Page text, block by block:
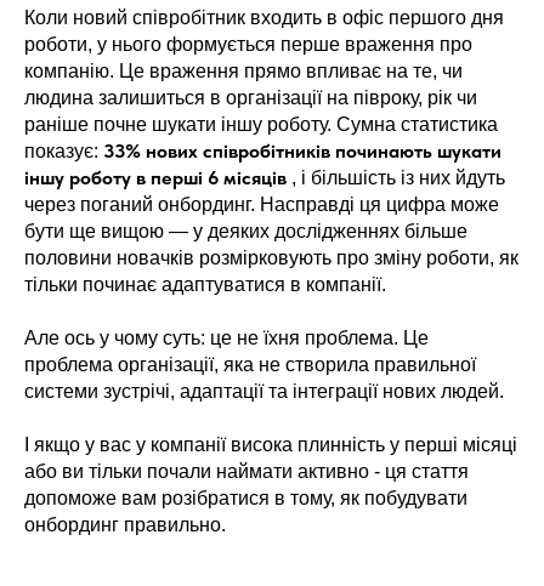
Коли новий співробітник входить в офіс першого дня
роботи, у нього формується перше враження про
компанію. Це враження прямо впливає на те, чи
людина залишиться в організації на півроку, рік чи
раніше почне шукати іншу роботу. Сумна статистика
показує: 33% нових співробітників починають шукати
іншу роботу в перші 6 місяців , і більшість із них йдуть
через поганий онбординг. Насправді ця цифра може
бути ще вищою — у деяких дослідженнях більше
половини новачків розмірковують про зміну роботи, як
тільки починає адаптуватися в компанії.
Але ось у чому суть: це не їхня проблема. Це
проблема організації, яка не створила правильної
системи зустрічі, адаптації та інтеграції нових людей.
І якщо у вас у компанії висока плинність у перші місяці
або ви тільки почали наймати активно - ця стаття
допоможе вам розібратися в тому, як побудувати
онбординг правильно.